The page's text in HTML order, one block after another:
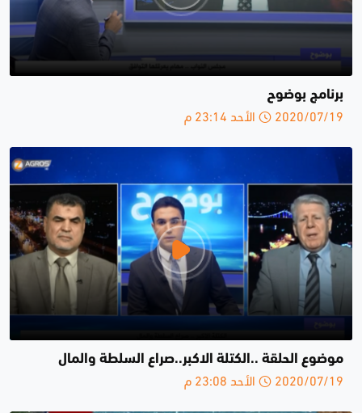
برنامج بوضوح
2020/07/19 الأحد 23:14 م
موضوع الحلقة ..الكتلة الاكبر..صراع السلطة والمال
2020/07/19 الأحد 23:08 م